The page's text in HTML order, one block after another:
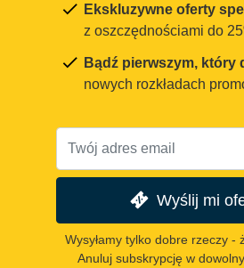
Ekskluzywne oferty
z oszczędnościami do
Bądź pierwszym, który
nowych rozkładach
Wyślij mi
Wysyłamy tylko dobre rzeczy -
Anuluj subskrypcję w